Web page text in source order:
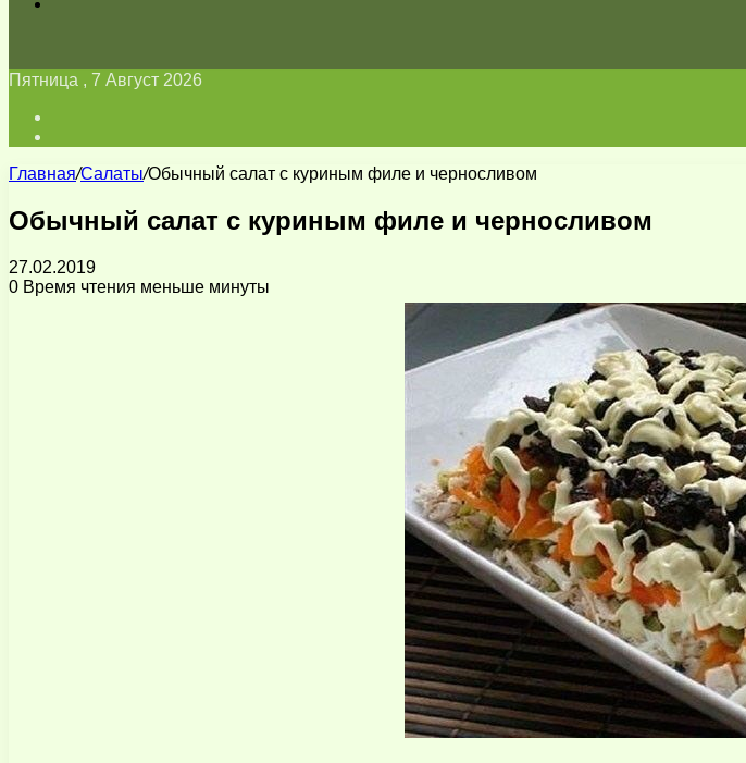
Пятница , 7 Август 2026
Главная/Салаты/Обычный салат с куриным филе и черносливом
Обычный салат с куриным филе и черносливом
27.02.2019
0 Время чтения меньше минуты